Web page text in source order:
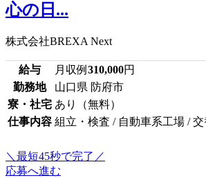
心の日...
株式会社BREXA Next
給与 月収例 310,000円
勤務地
山口県 防府市
寮・社宅 あり（無料）
仕事内容 組立・検査 / 自動車系工場 / 交
＼最短45秒で完了／
応募へ進む